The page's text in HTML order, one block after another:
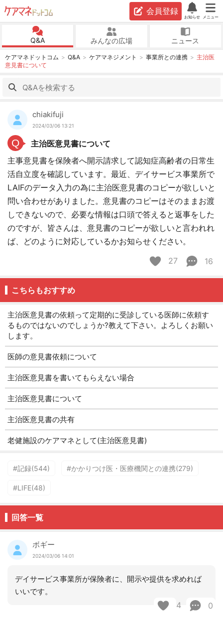
会員登録
お知らせ メニュー
Q&A みんなの広場 ニュース
ケアマネドットコム Q&A ケアマネジメント 事業所との連携
主治医
意見書について
chiakifuji
2024/03/06 13:21
Q
主治医意見書について
主事意見書を保険者へ開示請求して認知症高齢者の日常生
活自立度を確認しています。最近、デイサービス事業所で
LAIFのデータ入力の為に主治医意見書のコピーが欲しいと
問い合わせがありました。意見書のコピーはそのままお渡
しできないので、必要な情報は口頭で答えると返事をした
のですが、皆さんは、意見書のコピーが欲しいと言われれ
ば、どのように対応しているかお知らせください。
27
16
こちらもおすすめ
主治医意見書の依頼って定期的に受診している医師に依頼す
るものではないのでしょうか?教えて下さい。よろしくお願い
します。
医師の意見書依頼について
主治医意見書を書いてもらえない場合
主治医意見書について
主治医意見書の共有
老健施設のケアマネとして(主治医意見書)
#記録(544) #かかりつけ医・医療機関との連携(279)
#LIFE(48)
回答一覧
ボギー
2024/03/06 14:01
デイサービス事業所が保険者に、開示や提供を求めれば
いいです。
4 0